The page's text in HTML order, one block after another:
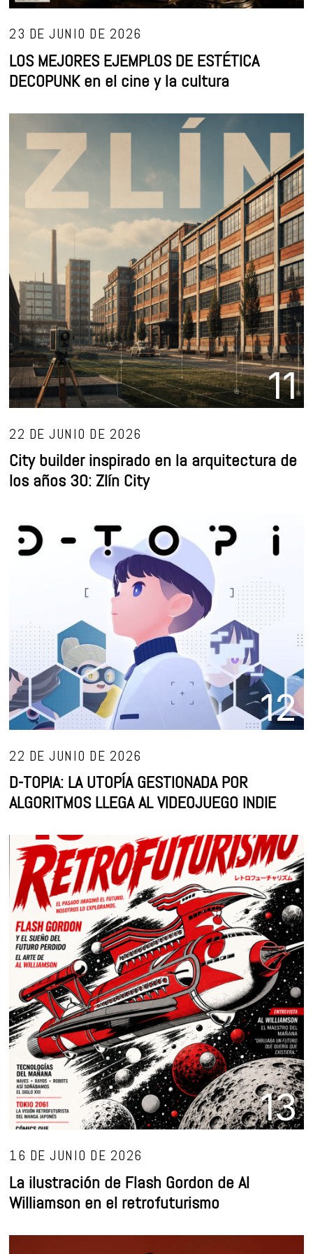
23 DE JUNIO DE 2026
LOS MEJORES EJEMPLOS DE ESTÉTICA
DECOPUNK en el cine y la cultura
11
22 DE JUNIO DE 2026
City builder inspirado en la arquitectura de
los años 30: Zlín City
12
22 DE JUNIO DE 2026
D-TOPIA: LA UTOPÍA GESTIONADA POR
ALGORITMOS LLEGA AL VIDEOJUEGO INDIE
13
16 DE JUNIO DE 2026
La ilustración de Flash Gordon de Al
Williamson en el retrofuturismo